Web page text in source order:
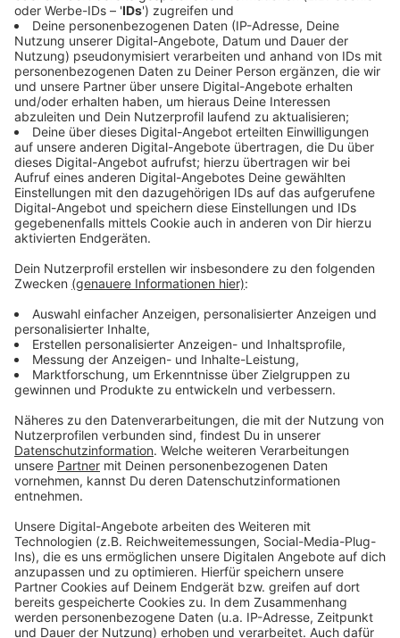
Das Rezept: "Paillard vom Rind"
Anzeige
Zutaten:
Fleisch:
1 Rinderfilet à 250 g
Olivenöl, zum anbraten
Salz, aus der Mühle
Schwarzer Pfeffer, aus der Mühle
Beilagen:
Rucola
Halbgetrocknete Kirschtomaten
Frühlingslauch fein geschnitten
Pinienkerne
Olivenöl
Anzeige
Und so bereitet ihr das Essen zu
Anzeige
Das Fleisch waschen, trockentupfen und in vier